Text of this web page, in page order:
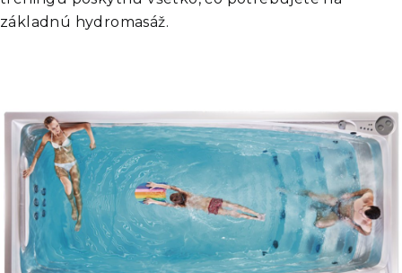
základnú hydromasáž.